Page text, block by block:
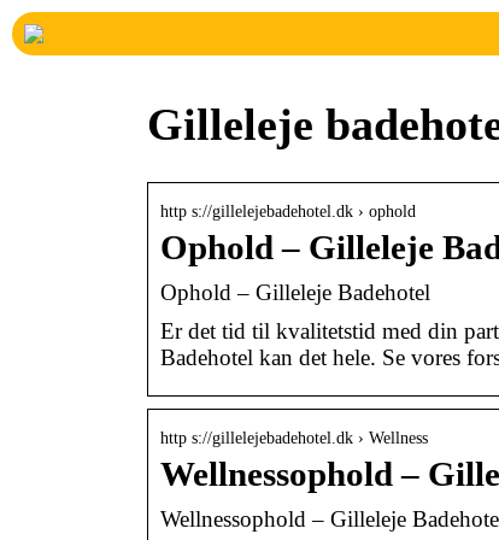
Gilleleje
http s://gillelejebadehotel.dk › ophold
Ophold – Gilleleje
Ophold – Gilleleje Badehotel
Er det tid til kvalitetstid med din
Badehotel kan det hele. Se vores
http s://gillelejebadehotel.dk › Wellness
Wellnessophold –
Wellnessophold – Gilleleje